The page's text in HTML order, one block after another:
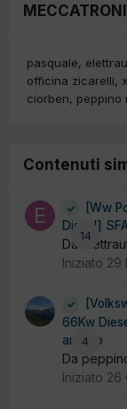
pasquale
officina zicarelli
ciorben
peppino
Contenuti
14
[Ww
Diesel]
Da
Iniziato 29
4
66Kw
arresto
Da
Iniziato 26